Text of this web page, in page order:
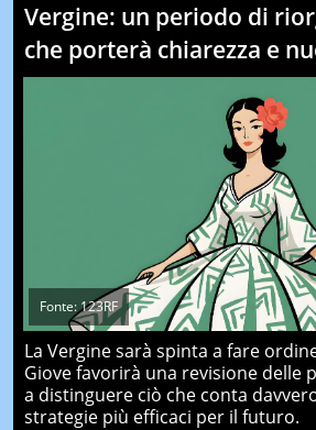
Vergine: un periodo di
che porterà chiarezza e
Fonte: 123RF
La Vergine sarà spinta a fare
Giove favorirà una revisione delle
a distinguere ciò che conta
strategie più efficaci per il futuro.